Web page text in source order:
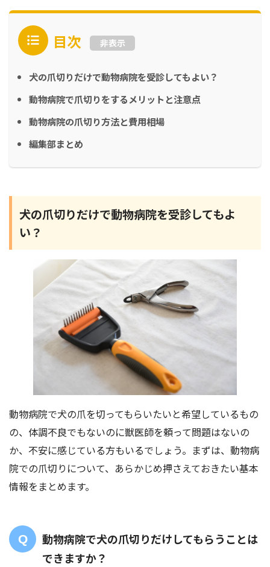
目次 非表示
犬の爪切りだけで動物病院を受診してもよい？
動物病院で爪切りをするメリットと注意点
動物病院の爪切り方法と費用相場
編集部まとめ
犬の爪切りだけで動物病院を受診してもよ
い？
動物病院で犬の爪を切ってもらいたいと希望しているもの
の、体調不良でもないのに獣医師を頼って問題はないの
か、不安に感じている方もいるでしょう。まずは、動物病
院での爪切りについて、あらかじめ押さえておきたい基本
情報をまとめます。
動物病院で犬の爪切りだけしてもらうことは
できますか？